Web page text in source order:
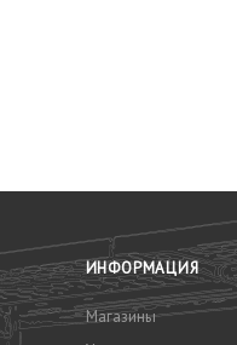
ИНФОРМАЦИЯ
Магазины